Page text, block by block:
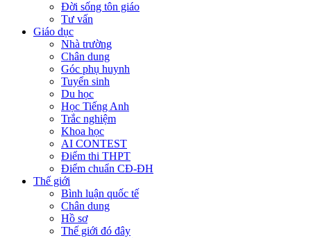
Đời sống tôn giáo
Tư vấn
Giáo dục
Nhà trường
Chân dung
Góc phụ huynh
Tuyển sinh
Du học
Học Tiếng Anh
Trắc nghiệm
Khoa học
AI CONTEST
Điểm thi THPT
Điểm chuẩn CĐ-ĐH
Thế giới
Bình luận quốc tế
Chân dung
Hồ sơ
Thế giới đó đây